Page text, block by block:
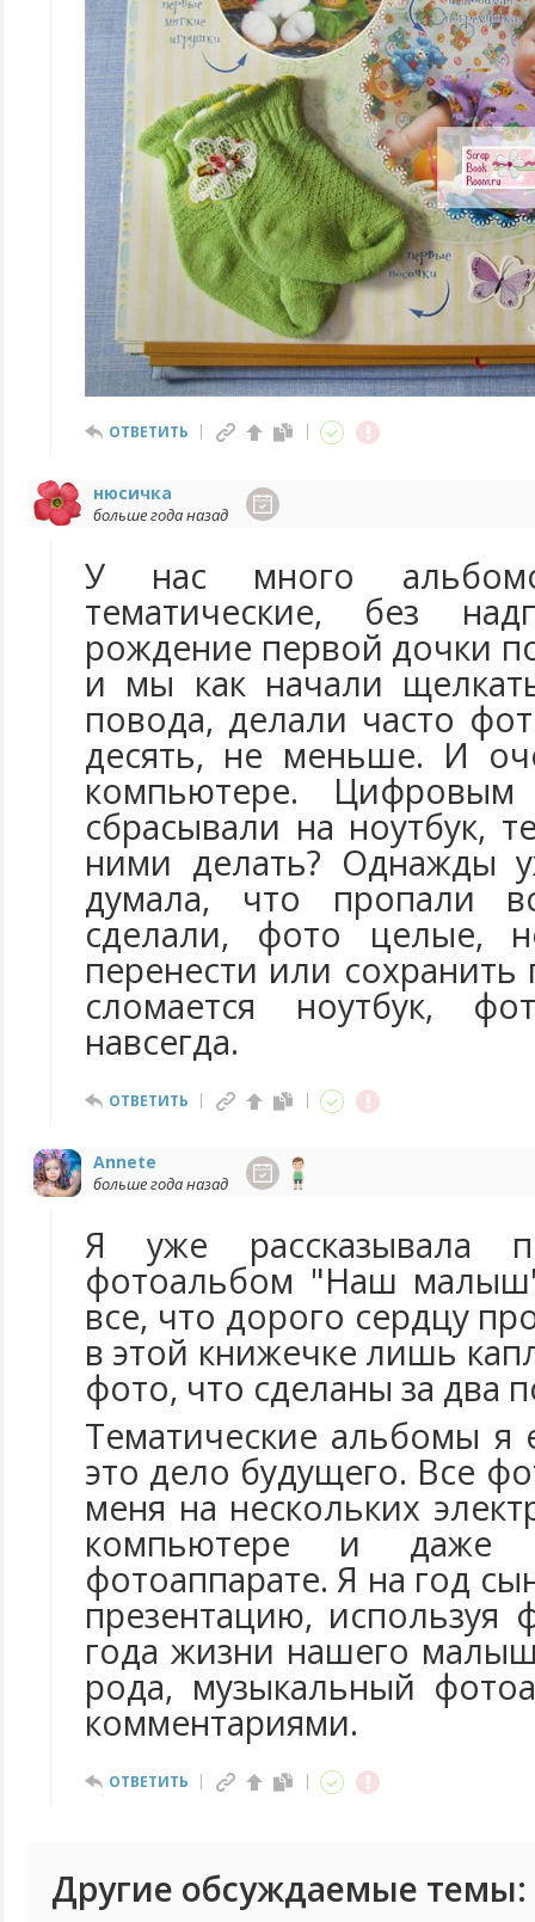
ОТВЕТИТЬ
нюсичка
больше года назад
У нас много
тематические, без
рождение первой дочки
и мы как начали
повода, делали часто
десять, не меньше. И
компьютере.
сбрасывали на ноутбук,
ними делать? Однажды
думала, что пропали
сделали, фото целые,
перенести или
сломается ноутбук,
навсегда.
ОТВЕТИТЬ
Annete
больше года назад
Я уже рассказывала
фотоальбом "Наш
все, что дорого сердцу
в этой книжечке лишь
фото, что сделаны за два
Тематические альбомы
это дело будущего. Все
меня на нескольких
компьютере и даже
фотоаппарате. Я на год
презентацию, используя
года жизни нашего
рода, музыкальный
комментариями.
ОТВЕТИТЬ
Другие обсуждаемые темы: